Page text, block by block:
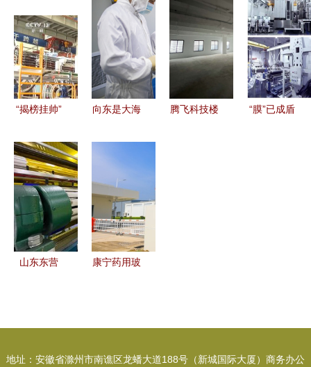
遇,以“新”力
量带
动“新”跃升!
新材料技术
研发引领工
业振兴新征
程
缩五金的艺
术体现在哪
里？
筑行业迈向
高质量发展
新时代
“揭榜挂帅”
集智攻关，
新材料赛道
频现超级玩
家
向东是大海
术研发
腾飞科技楼
“膜”已成盾
山东东营
康宁药用玻
地址：安徽省滁州市南谯区龙蟠大道188号（新城国际大厦）商务办公